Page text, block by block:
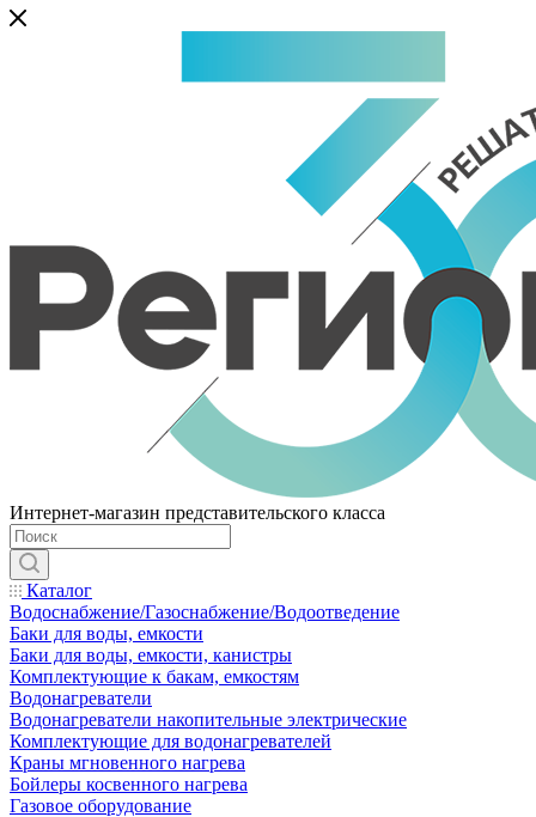
Интернет-магазин представительского класса
Каталог
Водоснабжение/Газоснабжение/Водоотведение
Баки для воды, емкости
Баки для воды, емкости, канистры
Комплектующие к бакам, емкостям
Водонагреватели
Водонагреватели накопительные электрические
Комплектующие для водонагревателей
Краны мгновенного нагрева
Бойлеры косвенного нагрева
Газовое оборудование